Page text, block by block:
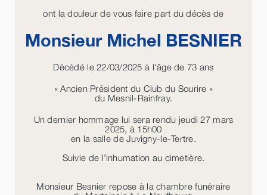
ont la douleur de vous faire part du décès de
Monsieur Michel BESNIER
Décédé le 22/03/2025 à l'âge de 73 ans
« Ancien Président du Club du Sourire »
du Mesnil-Rainfray.
Un dernier hommage lui sera rendu jeudi 27 mars
2025, à 15h00
en la salle de Juvigny-le-Tertre.
Suivie de l’inhumation au cimetière.
Monsieur Besnier repose à la chambre funéraire